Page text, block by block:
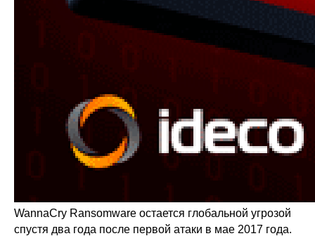
WannaCry Ransomware остается глобальной угрозой
спустя два года после первой атаки в мае 2017 года.